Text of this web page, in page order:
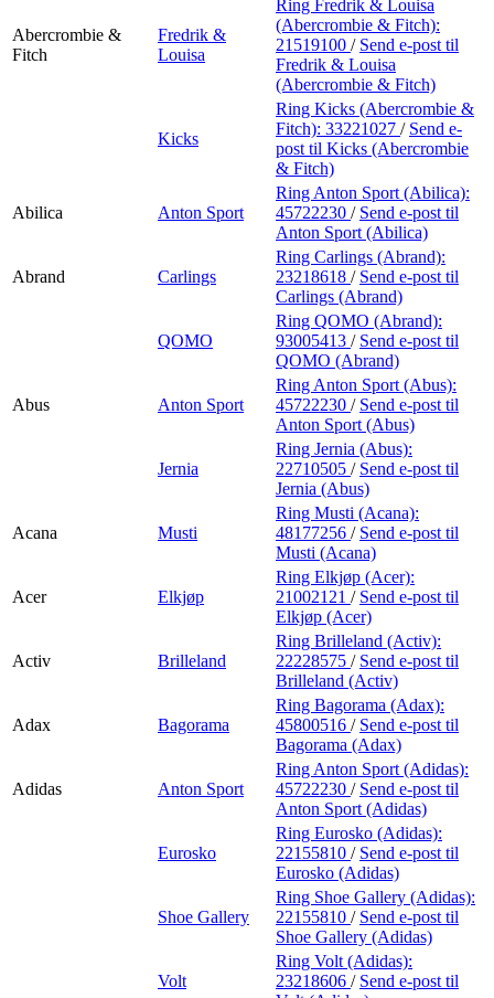
Abercrombie &
Fitch
Fredrik &
Louisa
Ring Fredrik & Louisa
(Abercrombie & Fitch):
21519100 / Send e-post til
Fredrik & Louisa
(Abercrombie & Fitch)
Kicks
Ring Kicks (Abercrombie &
Fitch): 33221027 / Send e-
post til Kicks (Abercrombie
& Fitch)
Abilica Anton Sport
Ring Anton Sport (Abilica):
45722230 / Send e-post til
Anton Sport (Abilica)
Abrand Carlings
Ring Carlings (Abrand):
23218618 / Send e-post til
Carlings (Abrand)
QOMO
Ring QOMO (Abrand):
93005413 / Send e-post til
QOMO (Abrand)
Abus Anton Sport
Ring Anton Sport (Abus):
45722230 / Send e-post til
Anton Sport (Abus)
Jernia
Ring Jernia (Abus):
22710505 / Send e-post til
Jernia (Abus)
Acana Musti
Ring Musti (Acana):
48177256 / Send e-post til
Musti (Acana)
Acer Elkjøp
Ring Elkjøp (Acer):
21002121 / Send e-post til
Elkjøp (Acer)
Activ Brilleland
Ring Brilleland (Activ):
22228575 / Send e-post til
Brilleland (Activ)
Adax Bagorama
Ring Bagorama (Adax):
45800516 / Send e-post til
Bagorama (Adax)
Adidas Anton Sport
Ring Anton Sport (Adidas):
45722230 / Send e-post til
Anton Sport (Adidas)
Eurosko
Ring Eurosko (Adidas):
22155810 / Send e-post til
Eurosko (Adidas)
Shoe Gallery
Ring Shoe Gallery (Adidas):
22155810 / Send e-post til
Shoe Gallery (Adidas)
Volt
Ring Volt (Adidas):
23218606 / Send e-post til